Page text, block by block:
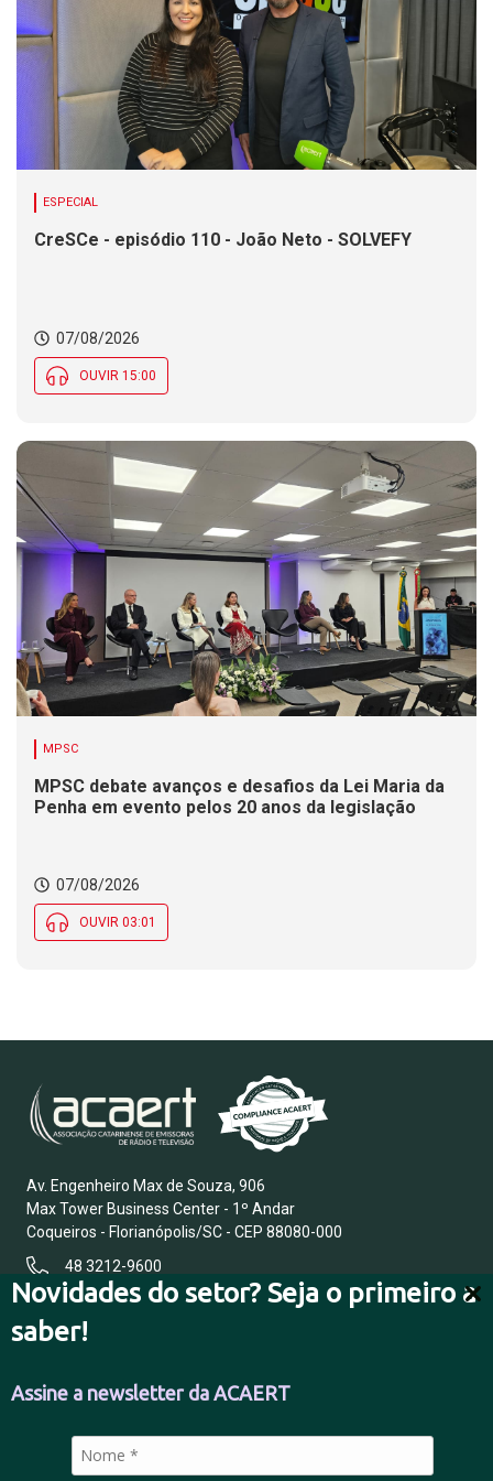
Novidades do setor? Seja o primeiro a
saber!
Assine a newsletter da ACAERT
ESPECIAL
CreSCe - episódio 110 - João Neto - SOLVEFY
07/08/2026
OUVIR 15:00
MPSC
MPSC debate avanços e desafios da Lei Maria da
Penha em evento pelos 20 anos da legislação
07/08/2026
OUVIR 03:01
Av. Engenheiro Max de Souza, 906
Max Tower Business Center - 1º Andar
Coqueiros - Florianópolis/SC - CEP 88080-000
48 3212-9600
FALE CONOSCO
POLÍTICA DE PRIVACIDADE